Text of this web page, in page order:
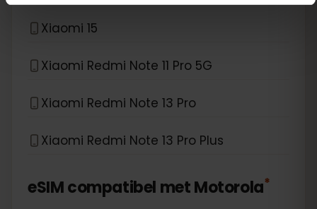
Xiaomi 15
Xiaomi Redmi Note 11 Pro 5G
Xiaomi Redmi Note 13 Pro
Xiaomi Redmi Note 13 Pro Plus
eSIM compatibel metMotorola*